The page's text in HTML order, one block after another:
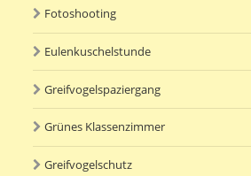
Fotoshooting
Eulenkuschelstunde
Greifvogelspaziergang
Grünes Klassenzimmer
Greifvogelschutz